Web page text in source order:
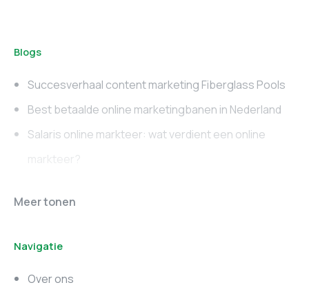
Blogs
Succesverhaal content marketing Fiberglass Pools
Best betaalde online marketingbanen in Nederland
Salaris online markteer: wat verdient een online
markteer?
Online marketing
Marketing vacatures
Zuid-Holland
Meer tonen
Navigatie
Over ons